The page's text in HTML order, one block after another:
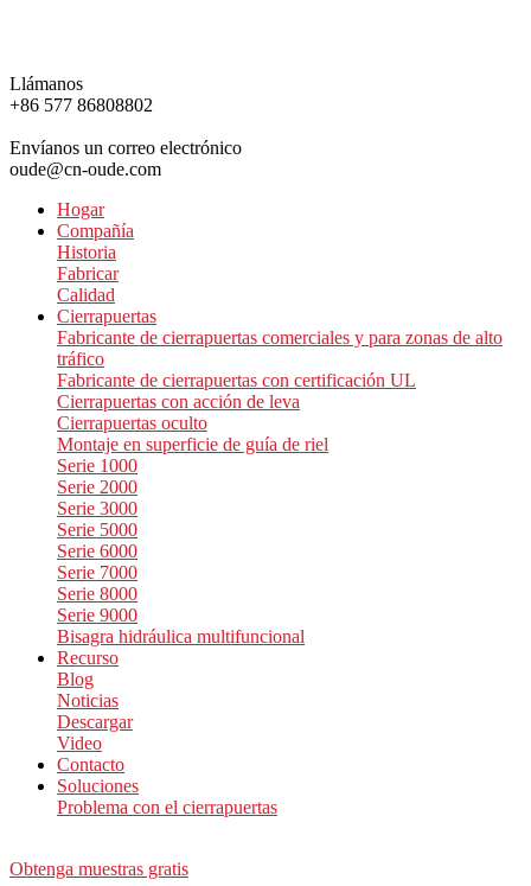
Llámanos
+86 577 86808802
Envíanos un correo electrónico
oude@cn-oude.com
Hogar
Compañía
Historia
Fabricar
Calidad
Cierrapuertas
Fabricante de cierrapuertas comerciales y para zonas de alto
tráfico
Fabricante de cierrapuertas con certificación UL
Cierrapuertas con acción de leva
Cierrapuertas oculto
Montaje en superficie de guía de riel
Serie 1000
Serie 2000
Serie 3000
Serie 5000
Serie 6000
Serie 7000
Serie 8000
Serie 9000
Bisagra hidráulica multifuncional
Recurso
Blog
Noticias
Descargar
Video
Contacto
Soluciones
Problema con el cierrapuertas
Obtenga muestras gratis